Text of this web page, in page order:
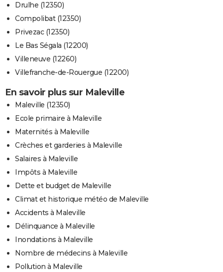
Drulhe (12350)
Compolibat (12350)
Privezac (12350)
Le Bas Ségala (12200)
Villeneuve (12260)
Villefranche-de-Rouergue (12200)
En savoir plus sur Maleville
Maleville (12350)
Ecole primaire à Maleville
Maternités à Maleville
Crèches et garderies à Maleville
Salaires à Maleville
Impôts à Maleville
Dette et budget de Maleville
Climat et historique météo de Maleville
Accidents à Maleville
Délinquance à Maleville
Inondations à Maleville
Nombre de médecins à Maleville
Pollution à Maleville